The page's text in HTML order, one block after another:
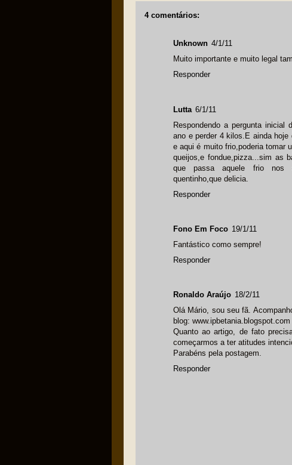
4 comentários:
Unknown 4/1/11
Muito importante e muito legal
Responder
Lutta 6/1/11
Respondendo a pergunta
ano e perder 4 kilos.E ainda
e aqui é muito frio,poderia tomar
queijos,e fondue,pizza...sim as
que passa aquele frio nos
quentinho,que delicia.
Responder
Fono Em Foco 19/1/11
Fantástico como sempre!
Responder
Ronaldo Araújo 18/2/11
Olá Mário, sou seu fã.
blog:
Quanto ao artigo, de fato
começarmos a ter atitudes
Parabéns pela postagem.
Responder